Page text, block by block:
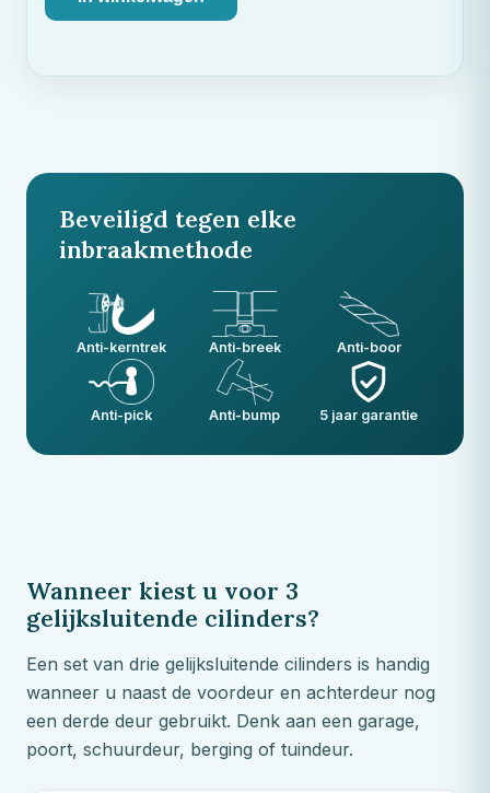
Beveiligd tegen elke
inbraakmethode
Anti-kerntrek Anti-breek Anti-boor
Anti-pick Anti-bump 5 jaar garantie
Wanneer kiest u voor 3
gelijksluitende cilinders?
Een set van drie gelijksluitende cilinders is handig
wanneer u naast de voordeur en achterdeur nog
een derde deur gebruikt. Denk aan een garage,
poort, schuurdeur, berging of tuindeur.